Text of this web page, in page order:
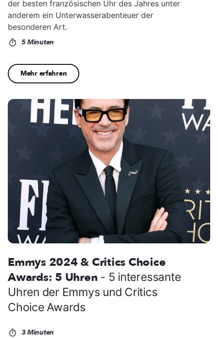
der besten französischen Uhr des Jahres unter
anderem ein Unterwasserabenteuer der
besonderen Art.
5 Minuten
Mehr erfahren
Emmys 2024 & Critics Choice
Awards: 5 Uhren - 5 interessante
Uhren der Emmys und Critics
Choice Awards
3 Minuten